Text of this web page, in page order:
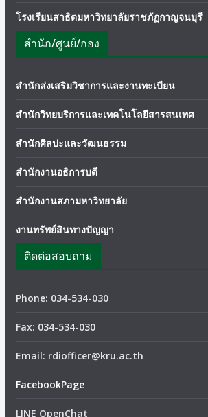
โรงเรียนสาธิตมหาวิทยาลัยราชภัฏกาญจนบุรี
สำนัก/ศูนย์/กอง
สำนักส่งเสริมวิชาการและงานทะเบียน
สำนักวิทยบริการและเทคโนโลยีสารสนเทศ
สำนักศิลปะและวัฒนธรรม
สำนักงานอธิการบดี
สำนักงานสภามหาวิทยาลัย
งานทรัพย์สินทางปัญญา
ติดต่อสอบถาม
Phone: 034-534-030
Fax: 034-534-030
Email: rdiofficer@kru.ac.th
FacebookPage
LINE OpenChat